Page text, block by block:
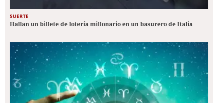
SUERTE
Hallan un billete de lotería millonario en un basurero de Italia